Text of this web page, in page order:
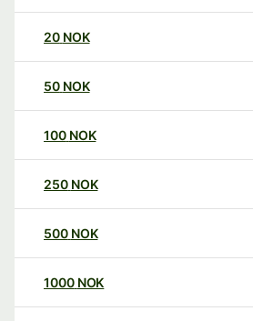
20 NOK
50 NOK
100 NOK
250 NOK
500 NOK
1000 NOK